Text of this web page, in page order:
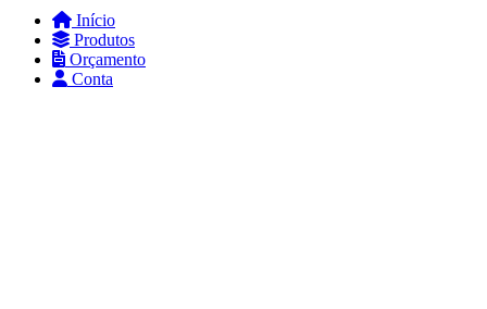
Início
Produtos
Orçamento
Conta